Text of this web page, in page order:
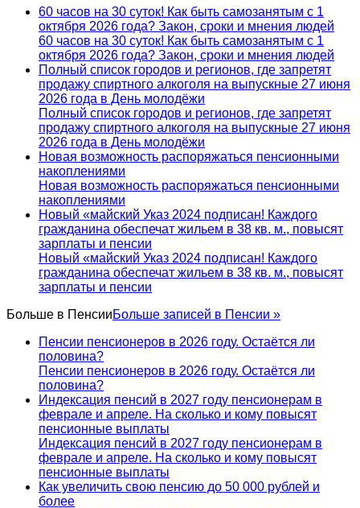
60 часов на 30 суток! Как быть самозанятым с 1
октября 2026 года? Закон, сроки и мнения людей
60 часов на 30 суток! Как быть самозанятым с 1
октября 2026 года? Закон, сроки и мнения людей
Полный список городов и регионов, где запретят
продажу спиртного алкоголя на выпускные 27 июня
2026 года в День молодёжи
Полный список городов и регионов, где запретят
продажу спиртного алкоголя на выпускные 27 июня
2026 года в День молодёжи
Новая возможность распоряжаться пенсионными
накоплениями
Новая возможность распоряжаться пенсионными
накоплениями
Новый «майский Указ 2024 подписан! Каждого
гражданина обеспечат жильем в 38 кв. м., повысят
зарплаты и пенсии
Новый «майский Указ 2024 подписан! Каждого
гражданина обеспечат жильем в 38 кв. м., повысят
зарплаты и пенсии
Больше в ПенсииБольше записей в Пенсии »
Пенсии пенсионеров в 2026 году. Остаётся ли
половина?
Пенсии пенсионеров в 2026 году. Остаётся ли
половина?
Индексация пенсий в 2027 году пенсионерам в
феврале и апреле. На сколько и кому повысят
пенсионные выплаты
Индексация пенсий в 2027 году пенсионерам в
феврале и апреле. На сколько и кому повысят
пенсионные выплаты
Как увеличить свою пенсию до 50 000 рублей и
более